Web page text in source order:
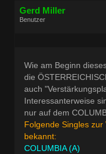
Gerd Miller
Benutzer
Wie am Beginn
die
auch
Interessanterweise
nur auf dem
Folgende Singles
bekannt:
COLUMBIA (A)